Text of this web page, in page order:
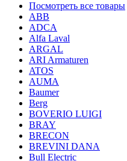
Посмотреть все товары
ABB
ADCA
Alfa Laval
ARGAL
ARI Armaturen
ATOS
AUMA
Baumer
Berg
BOVERIO LUIGI
BRAY
BRECON
BREVINI DANA
Bull Electric